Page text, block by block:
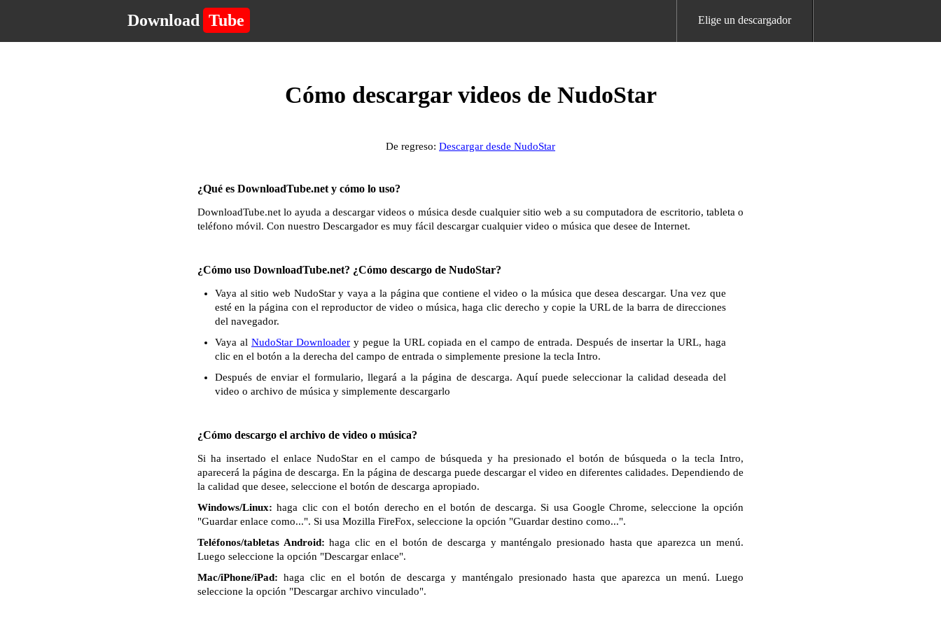
Download Tube Elige un descargador
Cómo descargar videos de NudoStar
De regreso: Descargar desde NudoStar
¿Qué es DownloadTube.net y cómo lo uso?
DownloadTube.net lo ayuda a descargar videos o música desde cualquier sitio web a su computadora de escritorio, tableta o
teléfono móvil. Con nuestro Descargador es muy fácil descargar cualquier video o música que desee de Internet.
¿Cómo uso DownloadTube.net? ¿Cómo descargo de NudoStar?
Vaya al sitio web NudoStar y vaya a la página que contiene el video o la música que desea descargar. Una vez que
esté en la página con el reproductor de video o música, haga clic derecho y copie la URL de la barra de direcciones
del navegador.
Vaya al NudoStar Downloader y pegue la URL copiada en el campo de entrada. Después de insertar la URL, haga
clic en el botón a la derecha del campo de entrada o simplemente presione la tecla Intro.
Después de enviar el formulario, llegará a la página de descarga. Aquí puede seleccionar la calidad deseada del
video o archivo de música y simplemente descargarlo
¿Cómo descargo el archivo de video o música?
Si ha insertado el enlace NudoStar en el campo de búsqueda y ha presionado el botón de búsqueda o la tecla Intro,
aparecerá la página de descarga. En la página de descarga puede descargar el video en diferentes calidades. Dependiendo de
la calidad que desee, seleccione el botón de descarga apropiado.
Windows/Linux: haga clic con el botón derecho en el botón de descarga. Si usa Google Chrome, seleccione la opción
"Guardar enlace como...". Si usa Mozilla FireFox, seleccione la opción "Guardar destino como...".
Teléfonos/tabletas Android: haga clic en el botón de descarga y manténgalo presionado hasta que aparezca un menú.
Luego seleccione la opción "Descargar enlace".
Mac/iPhone/iPad: haga clic en el botón de descarga y manténgalo presionado hasta que aparezca un menú. Luego
seleccione la opción "Descargar archivo vinculado".